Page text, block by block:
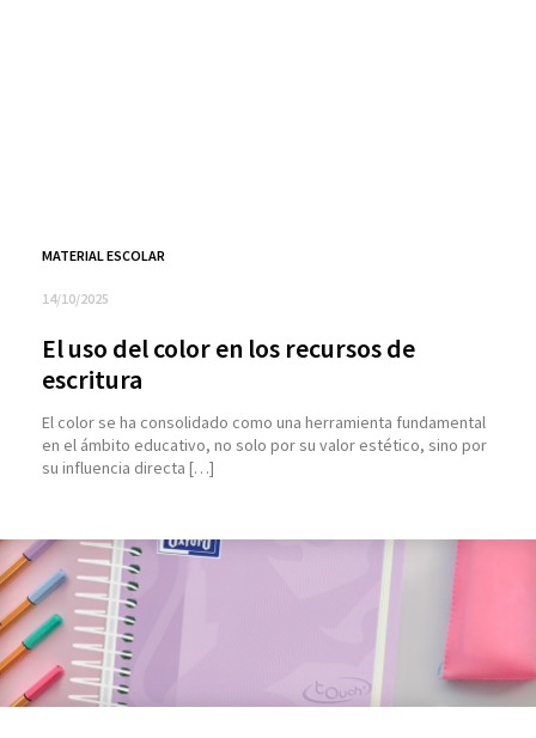
MATERIAL ESCOLAR
14/10/2025
El uso del color en los recursos de
escritura
El color se ha consolidado como una herramienta fundamental
en el ámbito educativo, no solo por su valor estético, sino por
su influencia directa […]